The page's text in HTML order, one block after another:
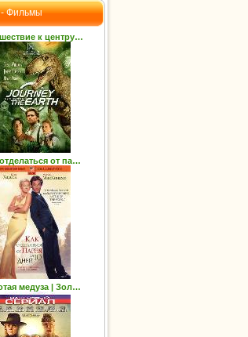
- Фильмы
к центру…
от па…
медуза | Зол…